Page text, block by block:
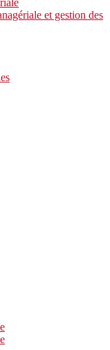
et gestion des